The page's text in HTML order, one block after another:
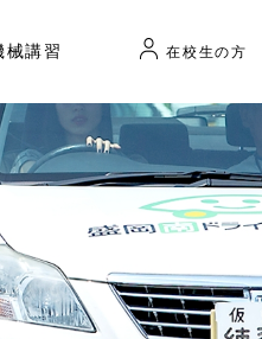
械講習 在校生の方